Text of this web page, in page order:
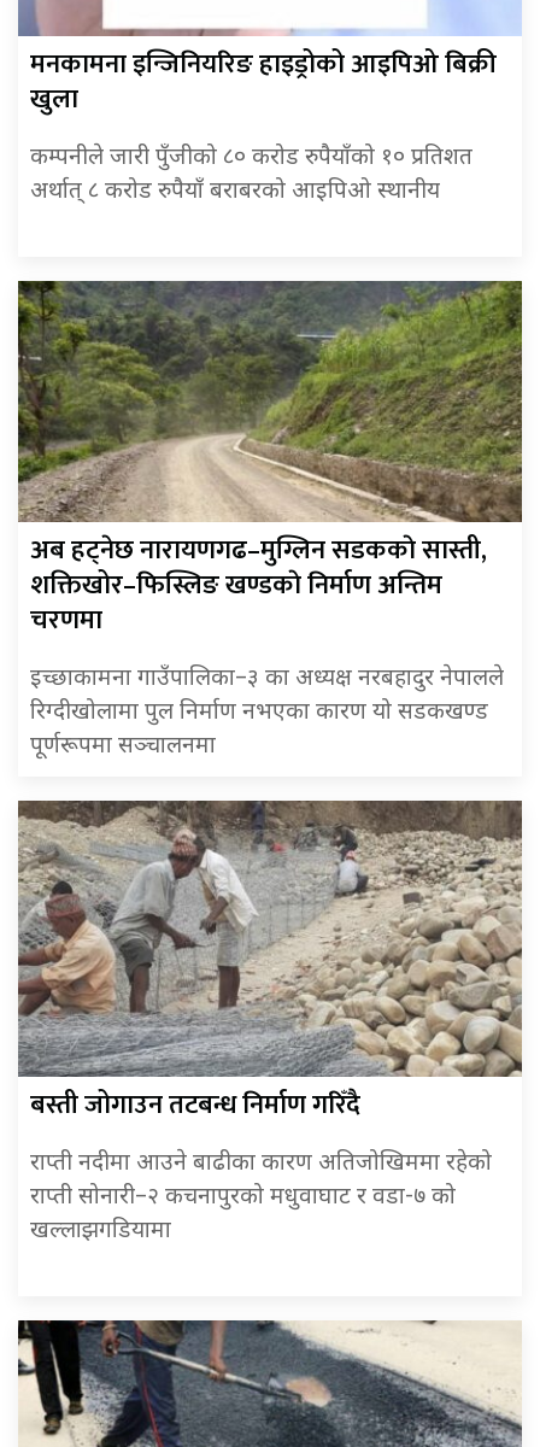
मनकामना इन्जिनियरिङ हाइड्रोको आइपिओ बिक्री
खुला
कम्पनीले जारी पुँजीको ८० करोड रुपैयाँको १० प्रतिशत
अर्थात् ८ करोड रुपैयाँ बराबरको आइपिओ स्थानीय
अब हट्नेछ नारायणगढ–मुग्लिन सडककाे सास्ती,
शक्तिखोर–फिस्लिङ खण्डकाे निर्माण अन्तिम
चरणमा
इच्छाकामना गाउँपालिका–३ का अध्यक्ष नरबहादुर नेपालले
रिग्दीखोलामा पुल निर्माण नभएका कारण यो सडकखण्ड
पूर्णरूपमा सञ्चालनमा
बस्ती जोगाउन तटबन्ध निर्माण गरिँदै
राप्ती नदीमा आउने बाढीका कारण अतिजोखिममा रहेको
राप्ती सोनारी–२ कचनापुरको मधुवाघाट र वडा-७ को
खल्लाझगडियामा